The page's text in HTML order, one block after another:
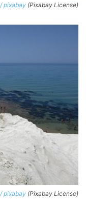
pixabay (Pixabay License)
pixabay (Pixabay License)